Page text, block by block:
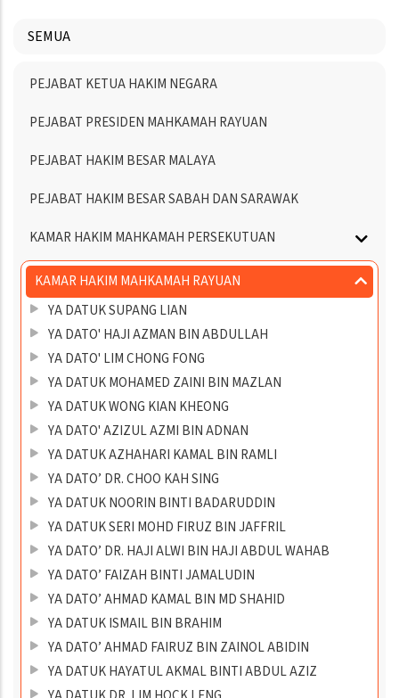
SEMUA
Menu
PEJABAT KETUA HAKIM NEGARA
PEJABAT PRESIDEN MAHKAMAH RAYUAN
PEJABAT HAKIM BESAR MALAYA
PEJABAT HAKIM BESAR SABAH DAN SARAWAK
KAMAR HAKIM MAHKAMAH PERSEKUTUAN
KAMAR HAKIM MAHKAMAH RAYUAN
YA DATUK SUPANG LIAN
YA DATO' HAJI AZMAN BIN ABDULLAH
YA DATO' LIM CHONG FONG
YA DATUK MOHAMED ZAINI BIN MAZLAN
YA DATUK WONG KIAN KHEONG
YA DATO' AZIZUL AZMI BIN ADNAN
YA DATUK AZHAHARI KAMAL BIN RAMLI
YA DATO’ DR. CHOO KAH SING
YA DATUK NOORIN BINTI BADARUDDIN
YA DATUK SERI MOHD FIRUZ BIN JAFFRIL
YA DATO’ DR. HAJI ALWI BIN HAJI ABDUL WAHAB
YA DATO’ FAIZAH BINTI JAMALUDIN
YA DATO’ AHMAD KAMAL BIN MD SHAHID
YA DATUK ISMAIL BIN BRAHIM
YA DATO’ AHMAD FAIRUZ BIN ZAINOL ABIDIN
YA DATUK HAYATUL AKMAL BINTI ABDUL AZIZ